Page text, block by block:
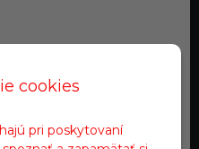
cookies
pri poskytovaní
servis